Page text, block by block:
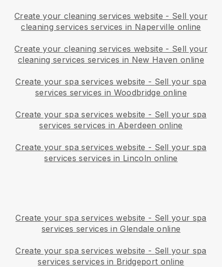
Create your cleaning services website - Sell your
cleaning services services in Naperville online
Create your cleaning services website - Sell your
cleaning services services in New Haven online
Create your spa services website - Sell your spa
services services in Woodbridge online
Create your spa services website - Sell your spa
services services in Aberdeen online
Create your spa services website - Sell your spa
services services in Lincoln online
Create your spa services website - Sell your spa
services services in Glendale online
Create your spa services website - Sell your spa
services services in Bridgeport online